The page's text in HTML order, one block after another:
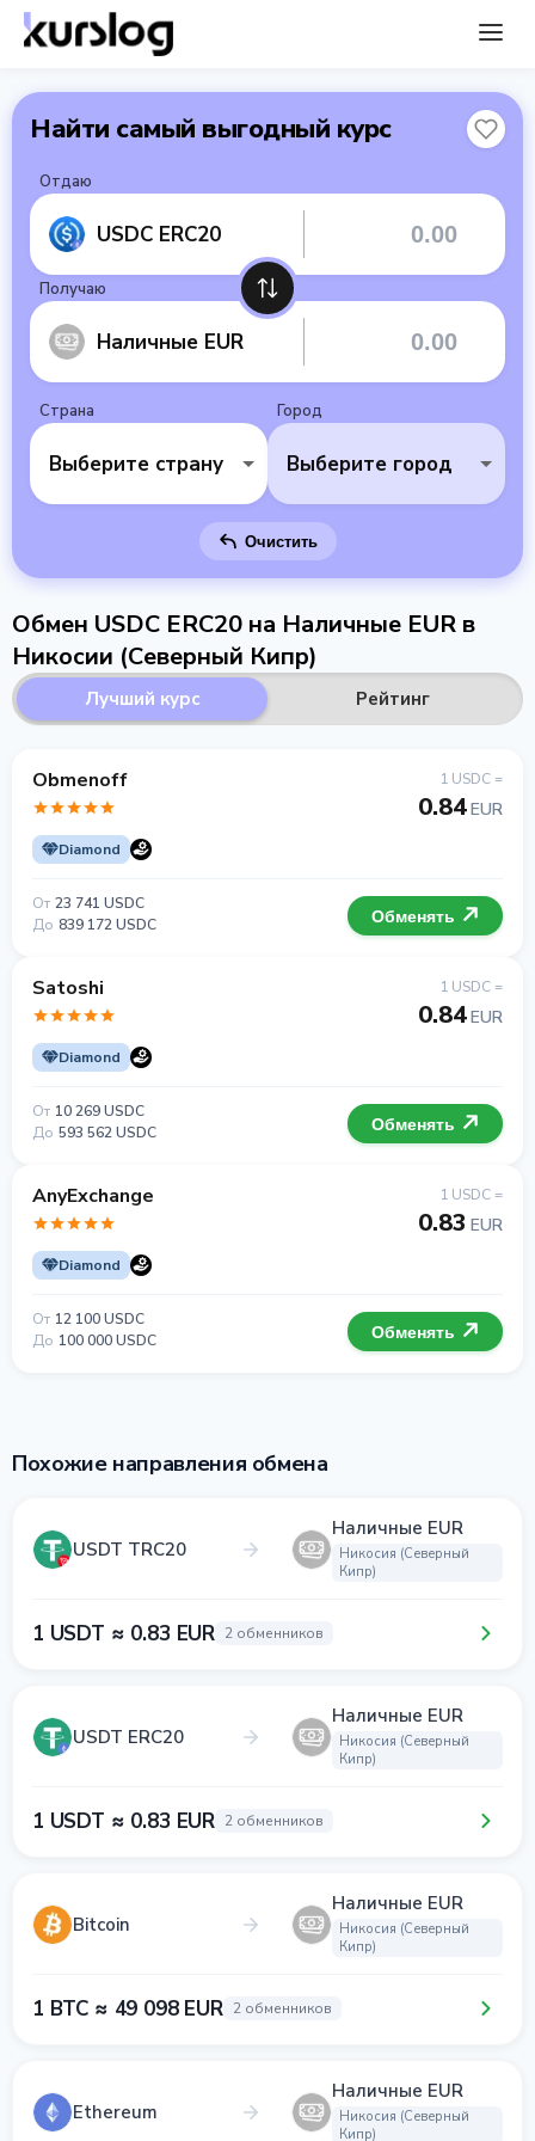
Найти самый выгодный курс
Отдаю
USDC ERC20
Получаю
Наличные EUR
Страна
Выберите страну
Город
Выберите город
Очистить
Обмен USDC ERC20 на Наличные EUR в
Никосии (Северный Кипр)
Лучший курс Рейтинг
Obmenoff
Diamond
1 USDC =
0.84EUR
От 23 741 USDC
До 839 172 USDC Обменять
Satoshi
Diamond
1 USDC =
0.84EUR
От 10 269 USDC
До 593 562 USDC Обменять
AnyExchange
Diamond
1 USDC =
0.83 EUR
От 12 100 USDC
До 100 000 USDC Обменять
Похожие направления обмена
USDT TRC20
Наличные EUR
Никосия (Северный
Кипр)
1 USDT ≈ 0.83 EUR 2 обменников
USDT ERC20
Наличные EUR
Никосия (Северный
Кипр)
1 USDT ≈ 0.83 EUR 2 обменников
Bitcoin
Наличные EUR
Никосия (Северный
Кипр)
1 BTC ≈ 49 098 EUR 2 обменников
Ethereum
Наличные EUR
Никосия (Северный
Кипр)